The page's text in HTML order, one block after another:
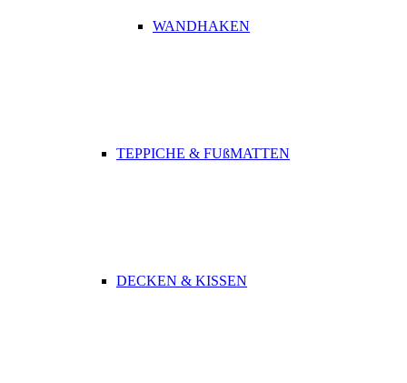
WANDHAKEN
TEPPICHE & FUßMATTEN
DECKEN & KISSEN